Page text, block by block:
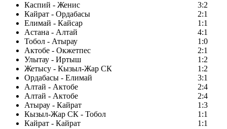
Каспий - Женис
3:2
Кайрат - Ордабасы
2:1
Елимай - Кайсар
1:1
Астана - Алтай
4:1
Тобол - Атырау
1:0
Актобе - Окжетпес
2:1
Улытау - Иртыш
1:2
Жетысу - Кызыл-Жар СК
1:2
Ордабасы - Елимай
3:1
Алтай - Актобе
2:4
Алтай - Актобе
2:4
Атырау - Кайрат
1:3
Кызыл-Жар СК - Тобол
1:1
Кайрат - Кайрат
1:1